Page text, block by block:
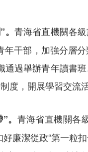
青海省直機關各
干部，加強分層
過舉辦青年讀書
，開展學習交流
。 青海省直機關各
廉潔從政“第一粒